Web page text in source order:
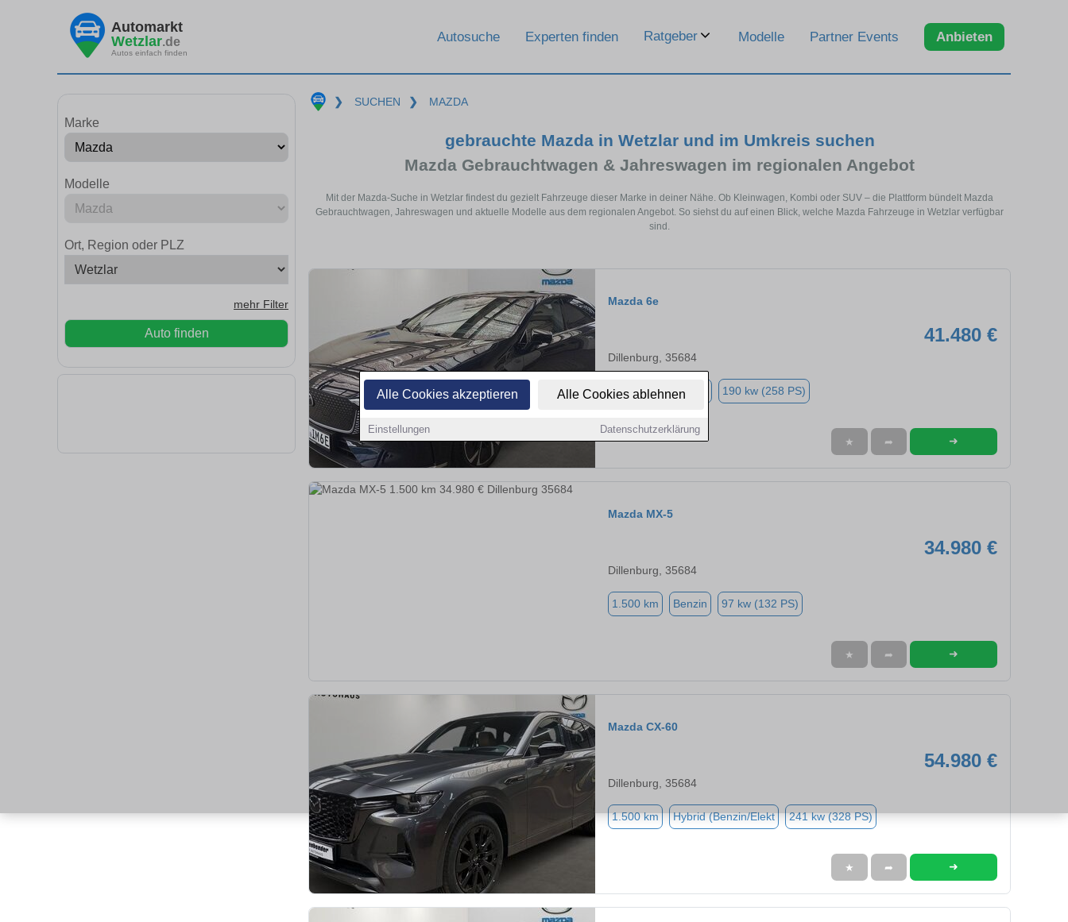
Alle Cookies akzeptieren Alle Cookies ablehnen
Einstellungen Datenschutzerklärung
Automarkt
Wetzlar.de
Autos einfach finden
Autosuche Experten finden Ratgeber Modelle Partner Events Anbieten
Marke
Modelle
Ort, Region oder PLZ
mehr Filter
Auto finden
❯ SUCHEN ❯ MAZDA
gebrauchte Mazda in Wetzlar und im Umkreis suchen
Mazda Gebrauchtwagen & Jahreswagen im regionalen Angebot
Mit der Mazda-Suche in Wetzlar findest du gezielt Fahrzeuge dieser Marke in deiner Nähe. Ob Kleinwagen, Kombi oder SUV – die Plattform bündelt Mazda
Gebrauchtwagen, Jahreswagen und aktuelle Modelle aus dem regionalen Angebot. So siehst du auf einen Blick, welche Mazda Fahrzeuge in Wetzlar verfügbar
sind.
Mazda 6e
41.480 €
Dillenburg, 35684
1.500 km Elektro 190 kw (258 PS)
★ ➦ ➜
Mazda MX-5
34.980 €
Dillenburg, 35684
1.500 km Benzin 97 kw (132 PS)
★ ➦ ➜
Mazda CX-60
54.980 €
Dillenburg, 35684
1.500 km Hybrid (Benzin/Elekt 241 kw (328 PS)
★ ➦ ➜